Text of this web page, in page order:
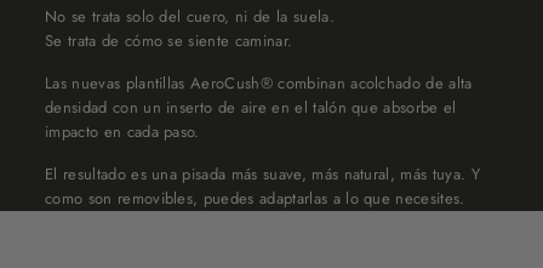
No se trata solo del cuero, ni de la suela.
Se trata de cómo se siente caminar.
Las nuevas plantillas AeroCush® combinan acolchado de alta
densidad con un inserto de aire en el talón que absorbe el
impacto en cada paso.
El resultado es una pisada más suave, más natural, más tuya. Y
como son removibles, puedes adaptarlas a lo que necesites.